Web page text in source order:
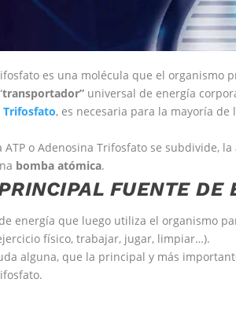
es una molécula que el
transportador” universal de energía
Trifosfato, es necesaria para la mayoría
ATP o Adenosina Trifosfato se subdivide,
bomba atómica.
FUENTE DE
energía que luego utiliza el organismo
físico, trabajar, jugar, limpiar…).
alguna, que la principal y más